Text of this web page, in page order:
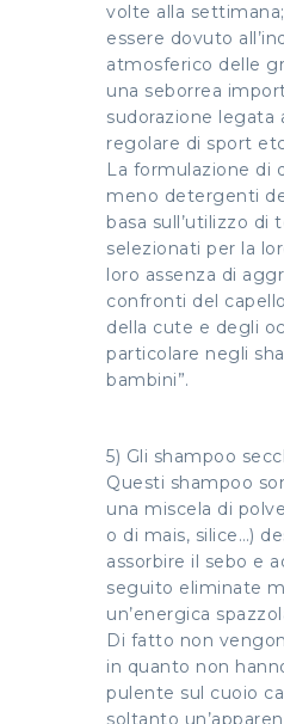
volte alla
essere dovuto
atmosferico delle
una seborrea
sudorazione legata
regolare di sport
La formulazione di
meno detergenti
basa sull’utilizzo di
selezionati per la
loro assenza di
confronti del
della cute e degli
particolare negli
bambini”.
5) Gli shampoo
Questi shampoo
una miscela di
o di mais, silice…)
assorbire il sebo e
seguito eliminate
un’energica
Di fatto non
in quanto non
pulente sul cuoio
soltanto